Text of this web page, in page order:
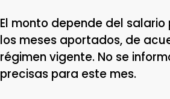
El monto depende del salario
los meses aportados, de
régimen vigente. No se
precisas para este mes.